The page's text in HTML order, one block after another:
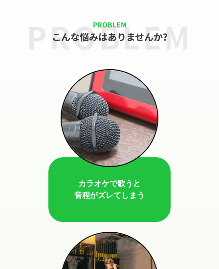
PROBLEM
PROBLEM
こんな悩みはありませんか?
カラオケで歌うと
音程がズレてしまう